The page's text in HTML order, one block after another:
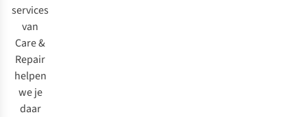
het
goede
nieuws
services
van
Care &
Repair
helpen
we je
daar